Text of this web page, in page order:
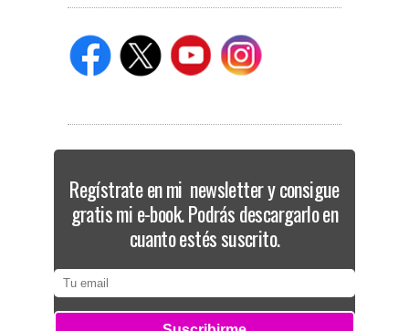
Regístrate en mi newsletter y consigue
gratis mi e-book. Podrás descargarlo en
cuanto estés suscrito.